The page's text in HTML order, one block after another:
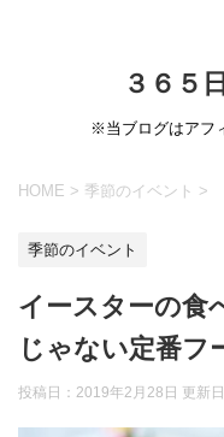
３６５
※当ブログはアフ
HOME > 季節のイベント >
季節のイベント
イースターの食
じゃない定番フ
投稿日：2019年2月28日 更新日